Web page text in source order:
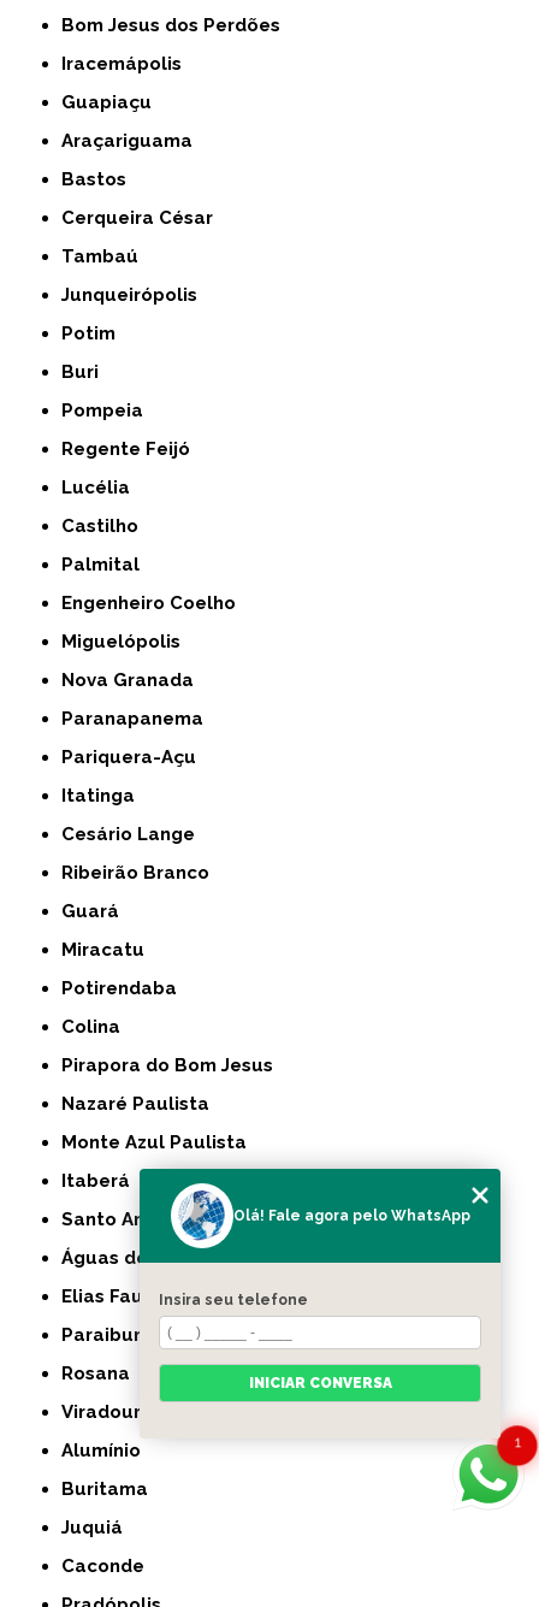
Bom Jesus dos Perdões
Iracemápolis
Guapiaçu
Araçariguama
Bastos
Cerqueira César
Tambaú
Junqueirópolis
Potim
Buri
Pompeia
Regente Feijó
Lucélia
Castilho
Palmital
Engenheiro Coelho
Miguelópolis
Nova Granada
Paranapanema
Pariquera-Açu
Itatinga
Cesário Lange
Ribeirão Branco
Guará
Miracatu
Potirendaba
Colina
Pirapora do Bom Jesus
Nazaré Paulista
Monte Azul Paulista
Itaberá
Santo Anastácio
Águas de Lindóia
Elias Fausto
Paraibuna
Rosana
Viradouro
Alumínio
Buritama
Juquiá
Caconde
1
Olá! Fale agora pelo WhatsApp
Insira seu telefone
INICIAR CONVERSA